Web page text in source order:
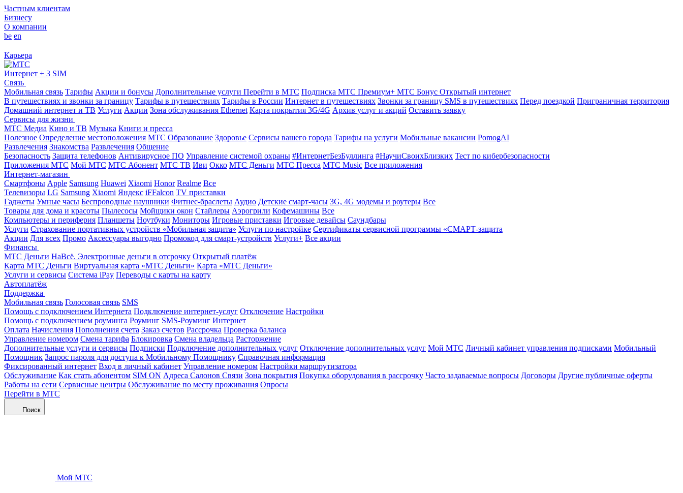
Частным клиентам
Бизнесу
О компании
be en
Карьера
Интернет + 3 SIM
Связь
Мобильная связь Тарифы Акции и бонусы Дополнительные услуги Перейти в МТС Подписка МТС Премиум+ МТС Бонус Открытый интернет
В путешествиях и звонки за границу Тарифы в путешествиях Тарифы в России Интернет в путешествиях Звонки за границу SMS в путешествиях Перед поездкой Приграничная территория
Домашний интернет и ТВ Услуги Акции Зона обслуживания Ethernet Карта покрытия 3G/4G Архив услуг и акций Оставить заявку
Сервисы для жизни
МТС Медиа Кино и ТВ Музыка Книги и пресса
Полезное Определение местоположения МТС Образование Здоровье Сервисы вашего города Тарифы на услуги Мобильные вакансии PomogAI
Развлечения Знакомства Развлечения Общение
Безопасность Защита телефонов Антивирусное ПО Управление системой охраны #ИнтернетБезБуллинга #НаучиСвоихБлизких Тест по кибербезопасности
Приложения МТС Мой МТС МТС Абонент МТС ТВ Иви Окко МТС Деньги МТС Пресса МТС Music Все приложения
Интернет-магазин
Смартфоны Apple Samsung Huawei Xiaomi Honor Realme Все
Телевизоры LG Samsung Xiaomi Яндекс iFFalcon TV приставки
Гаджеты Умные часы Беспроводные наушники Фитнес-браслеты Аудио Детские смарт-часы 3G, 4G модемы и роутеры Все
Товары для дома и красоты Пылесосы Мойщики окон Стайлеры Аэрогрили Кофемашины Все
Компьютеры и периферия Планшеты Ноутбуки Мониторы Игровые приставки Игровые девайсы Саундбары
Услуги Страхование портативных устройств «Мобильная защита» Услуги по настройке Сертификаты сервисной программы «СМАРТ-защита
Акции Для всех Промо Аксессуары выгодно Промокод для смарт-устройств Услуги+ Все акции
Финансы
МТС Деньги НаВсё. Электронные деньги в отсрочку Открытый платёж
Карта МТС Деньги Виртуальная карта «МТС Деньги» Карта «МТС Деньги»
Услуги и сервисы Система iPay Переводы с карты на карту
Автоплатёж
Поддержка
Мобильная связь Голосовая связь SMS
Помощь с подключением Интернета Подключение интернет-услуг Отключение Настройки
Помощь с подключением роуминга Роуминг SMS-Роуминг Интернет
Оплата Начисления Пополнения счета Заказ счетов Рассрочка Проверка баланса
Управление номером Смена тарифа Блокировка Смена владельца Расторжение
Дополнительные услуги и сервисы Подписки Подключение дополнительных услуг Отключение дополнительных услуг Мой МТС Личный кабинет управления подписками Мобильный
Помощник Запрос пароля для доступа к Мобильному Помощнику Справочная информация
Фиксированный интернет Вход в личный кабинет Управление номером Настройки маршрутизатора
Обслуживание Как стать абонентом SIM ON Адреса Салонов Связи Зона покрытия Покупка оборудования в рассрочку Часто задаваемые вопросы Договоры Другие публичные оферты
Работы на сети Сервисные центры Обслуживание по месту проживания Опросы
Перейти в МТС
Поиск
Мой МТС